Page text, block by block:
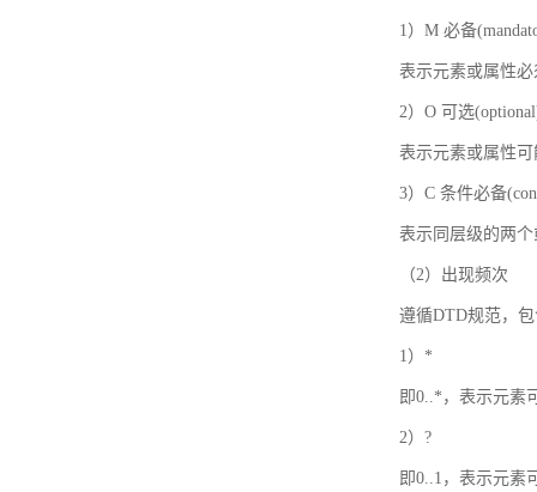
1）M 必备
表示元素或属性
2）O 可选
表示元素或属性
3）C 条件必备
表示同层级的两
（2）出现频次
遵循DTD规范，
1）*
即0..*，表示元素
2）?
即0..1，表示元素